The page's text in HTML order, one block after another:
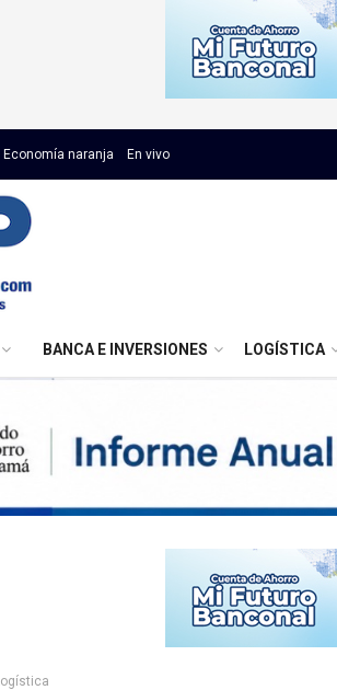
Economía naranja En vivo
BANCA E INVERSIONES LOGÍSTICA